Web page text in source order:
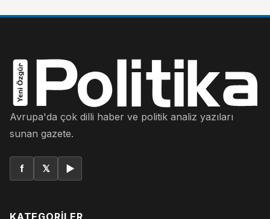
Avrupa'da çok dilli haber ve politik analiz yazıları
sunan gazete.
f 𝕏 ▶